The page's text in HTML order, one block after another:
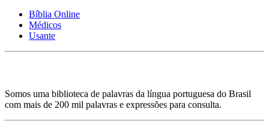
Bíblia Online
Médicos
Usante
Somos uma biblioteca de palavras da língua portuguesa do Brasil
com mais de 200 mil palavras e expressões para consulta.